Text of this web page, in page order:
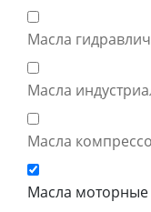
Масла
Масла
Масла
Масла моторные